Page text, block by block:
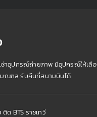
เช่าอุปกรณ์ถ่ายภาพ มีอุปกรณ์ให้เลื
มณฑล รับคืนที่สนามบินได้
ติด BTS ราชเทวี